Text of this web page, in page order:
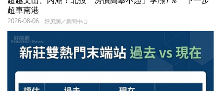
超車南港
好房網／新聞中心
2026-08-06